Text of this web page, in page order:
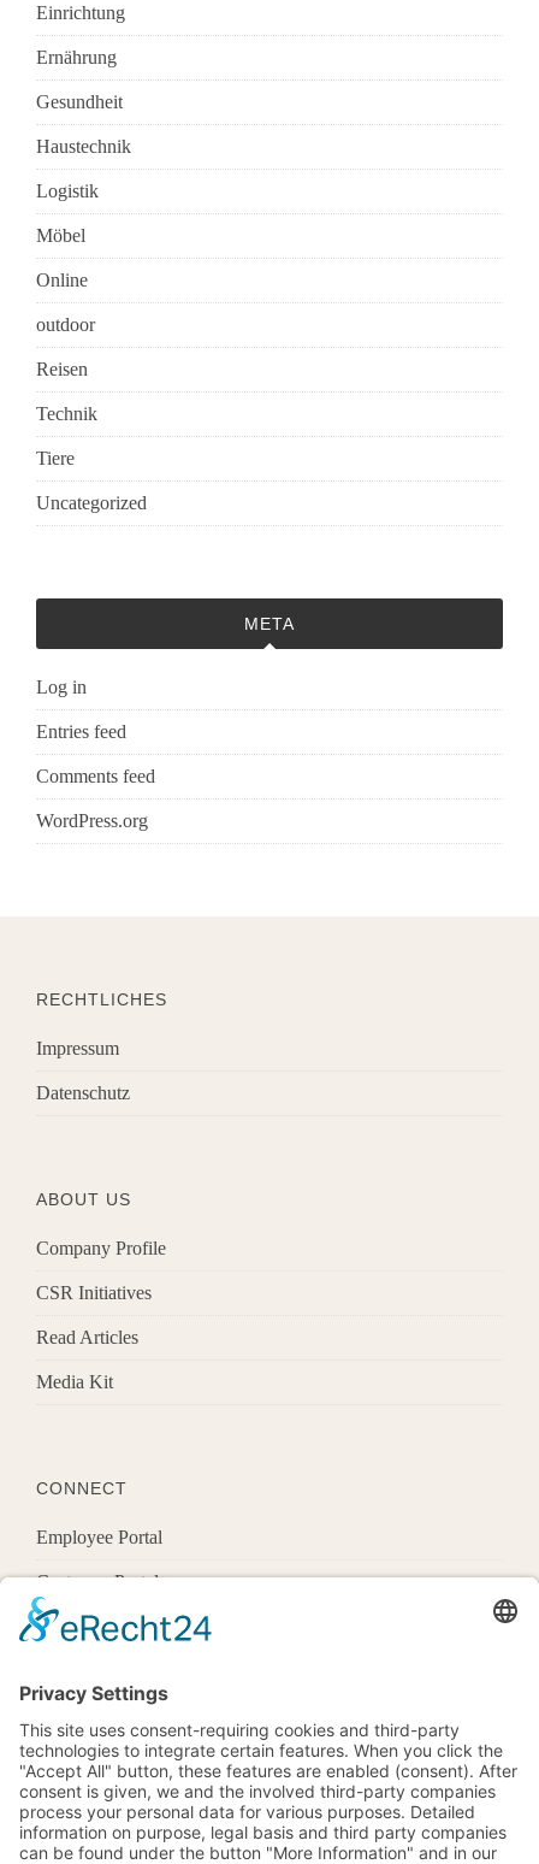
Einrichtung
Ernährung
Gesundheit
Haustechnik
Logistik
Möbel
Online
outdoor
Reisen
Technik
Tiere
Uncategorized
META
Log in
Entries feed
Comments feed
WordPress.org
RECHTLICHES
Impressum
Datenschutz
ABOUT US
Company Profile
CSR Initiatives
Read Articles
Media Kit
CONNECT
Employee Portal
Customer Portal
Offices